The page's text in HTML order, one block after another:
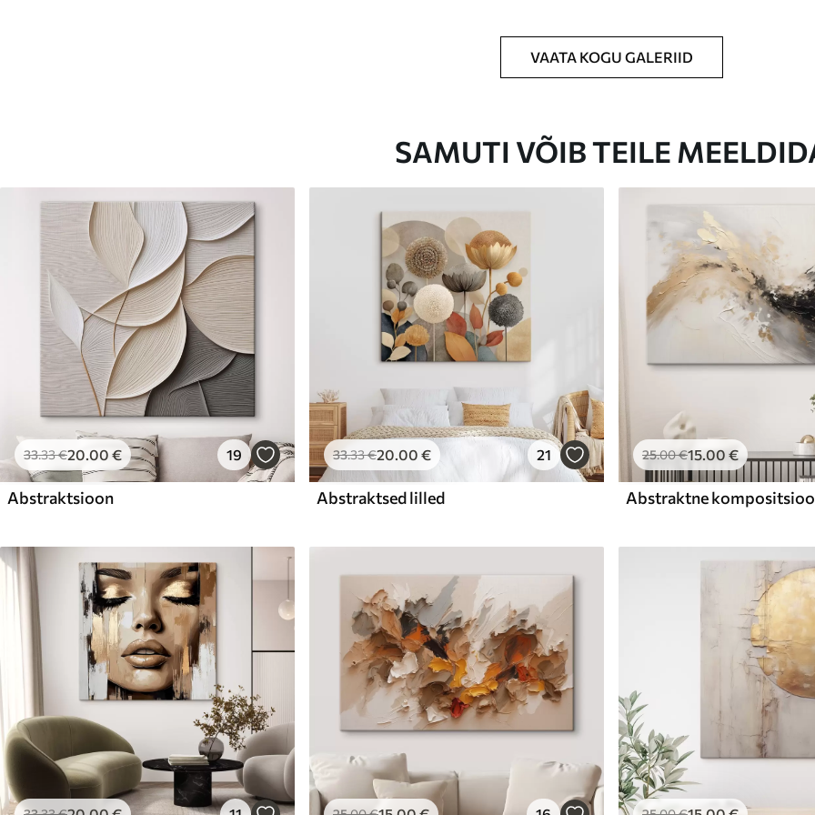
VAATA KOGU GALERIID
SAMUTI VÕIB TEILE
33.33€20.00 € 19
Abstraktsioon
33.33€20.00 € 21
Abstraktsed lilled
25.00€15.00 €